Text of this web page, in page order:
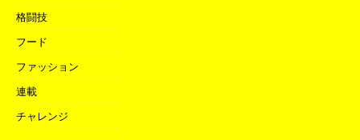
格闘技
フード
ファッション
連載
チャレンジ